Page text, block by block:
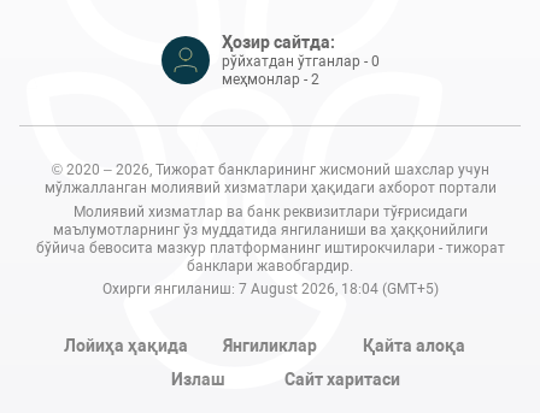
Ҳозир сайтда:
рўйхатдан ўтганлар - 0
меҳмонлар - 2
© 2020 – 2026, Тижорат банкларининг жисмоний шахслар учун
мўлжалланган молиявий хизматлари ҳақидаги ахборот портали
Молиявий хизматлар ва банк реквизитлари тўғрисидаги
маълумотларнинг ўз муддатида янгиланиши ва ҳаққонийлиги
бўйича бевосита мазкур платформанинг иштирокчилари - тижорат
банклари жавобгардир.
Охирги янгиланиш: 7 August 2026, 18:04 (GMT+5)
Лойиҳа ҳақида Янгиликлар
Қайта алоқа
Излаш
Сайт харитаси